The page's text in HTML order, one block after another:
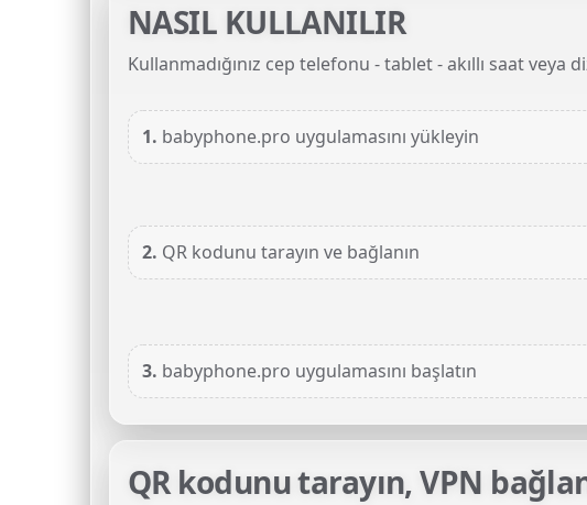
NASIL KULLANILIR
Kullanmadığınız cep telefonu - tablet - akıllı saat veya
1. babyphone.pro uygulamasını yükleyin
2. QR kodunu tarayın ve bağlanın
3. babyphone.pro uygulamasını başlatın
QR kodunu tarayın, VPN